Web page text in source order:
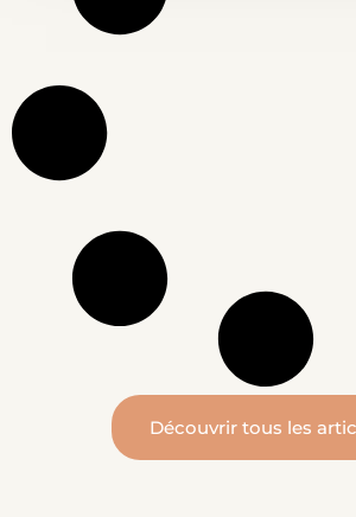
Découvrir tous les